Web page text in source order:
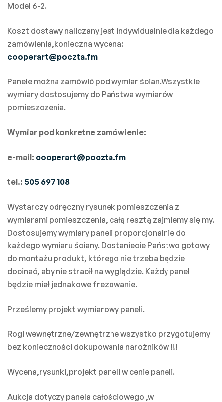
Model 6-2.
Koszt dostawy naliczany jest indywidualnie dla każdego
zamówienia,konieczna wycena:
cooperart@poczta.fm
Panele można zamówić pod wymiar ścian.Wszystkie
wymiary dostosujemy do Państwa wymiarów
pomieszczenia.
Wymiar pod konkretne zamówienie:
e-mail: cooperart@poczta.fm
tel.: 505 697 108
Wystarczy odręczny rysunek pomieszczenia z
wymiarami pomieszczenia, całą resztą zajmiemy się my.
Dostosujemy wymiary paneli proporcjonalnie do
każdego wymiaru ściany. Dostaniecie Państwo gotowy
do montażu produkt, którego nie trzeba będzie
docinać, aby nie stracił na wyglądzie. Każdy panel
będzie miał jednakowe frezowanie.
Prześlemy projekt wymiarowy paneli.
Rogi wewnętrzne/zewnętrzne wszystko przygotujemy
bez konieczności dokupowania narożników !!!
Wycena,rysunki,projekt paneli w cenie paneli.
Aukcja dotyczy panela całościowego ,w